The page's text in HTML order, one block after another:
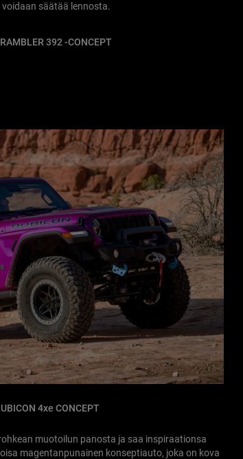
säätää lennosta.
392 -CONCEPT
4xe CONCEPT
muotoilun panosta ja saa inspiraationsa
magentanpunainen konseptiauto, joka on kova